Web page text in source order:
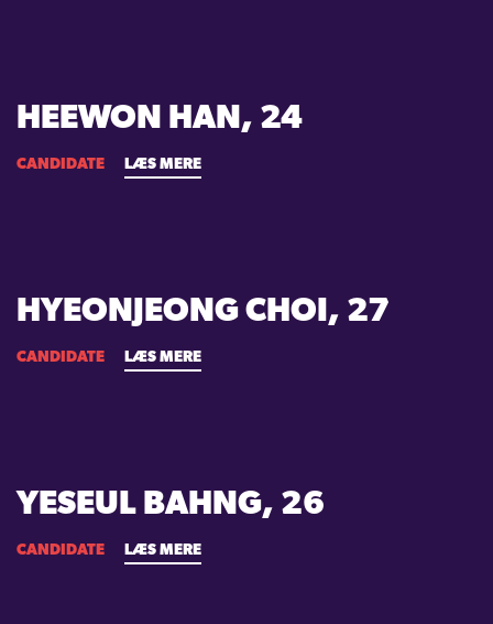
HEEWON HAN, 24
CANDIDATE LÆS MERE
HYEONJEONG CHOI, 27
CANDIDATE LÆS MERE
YESEUL BAHNG, 26
CANDIDATE LÆS MERE